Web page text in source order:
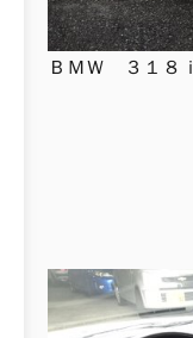
ＢＭＷ ３１８ｉ